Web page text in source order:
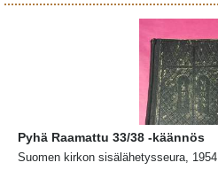
Pyhä Raamattu 33/38 -käännös
Suomen kirkon sisälähetysseura, 1954